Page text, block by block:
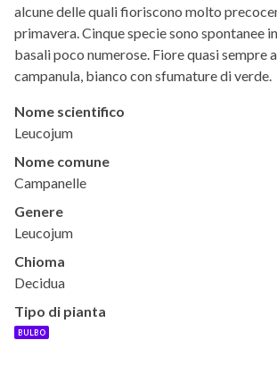
alcune delle quali fioriscono molto
primavera. Cinque specie sono spontanee
basali poco numerose. Fiore quasi sempre
campanula, bianco con sfumature di verde.
Nome scientifico
Leucojum
Nome comune
Campanelle
Genere
Leucojum
Chioma
Decidua
Tipo di pianta
BULBO